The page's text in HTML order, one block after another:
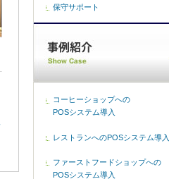
保守サポート
コーヒーショップへの
POSシステム導入
レストランへのPOSシステム導入
ファーストフードショップへの
POSシステム導入